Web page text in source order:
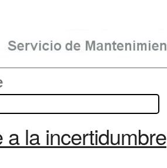
la incertidumbre